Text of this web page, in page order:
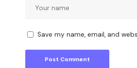
Save my name, email, and